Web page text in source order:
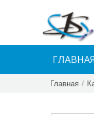
ГЛАВНАЯ
Главная /